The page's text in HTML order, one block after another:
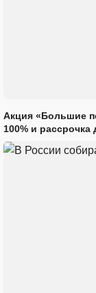
Акция «Большие
100% и